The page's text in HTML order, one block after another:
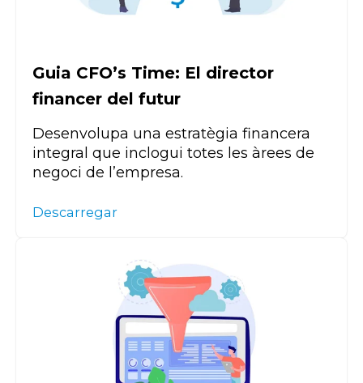
Guia CFO’s Time: El director
financer del futur
Desenvolupa una estratègia financera
integral que inclogui totes les àrees de
negoci de l’empresa.
Descarregar